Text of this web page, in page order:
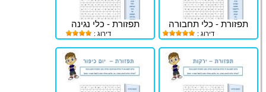
תפזורת - כלי תחבורה
דירוג :
תפזורת - כלי נגינה
דירוג :